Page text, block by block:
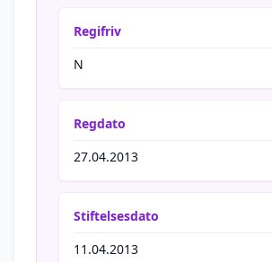
Regifriv
N
Regdato
27.04.2013
Stiftelsesdato
11.04.2013